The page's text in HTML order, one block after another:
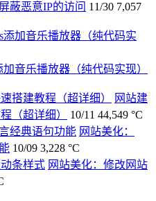
蔽恶意IP的访问 11/30 7,057
加音乐播放器（纯代码实现）
网站建
（超详细）
10/11 44,549 °C
网站美化：
10/09 3,228 °C
网站美化：修改网站